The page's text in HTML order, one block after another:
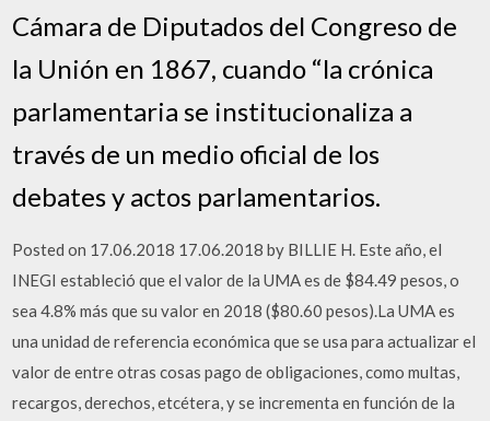
Cámara de Diputados del Congreso de
la Unión en 1867, cuando “la crónica
parlamentaria se institucionaliza a
través de un medio oficial de los
debates y actos parlamentarios.
Posted on 17.06.2018 17.06.2018 by BILLIE H. Este año, el
INEGI estableció que el valor de la UMA es de $84.49 pesos, o
sea 4.8% más que su valor en 2018 ($80.60 pesos).La UMA es
una unidad de referencia económica que se usa para actualizar el
valor de entre otras cosas pago de obligaciones, como multas,
recargos, derechos, etcétera, y se incrementa en función de la